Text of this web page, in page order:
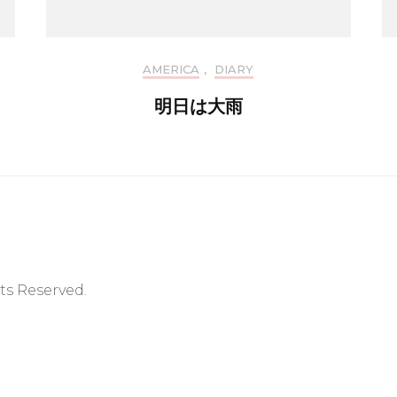
AMERICA , DIARY
明日は大雨
Reserved.